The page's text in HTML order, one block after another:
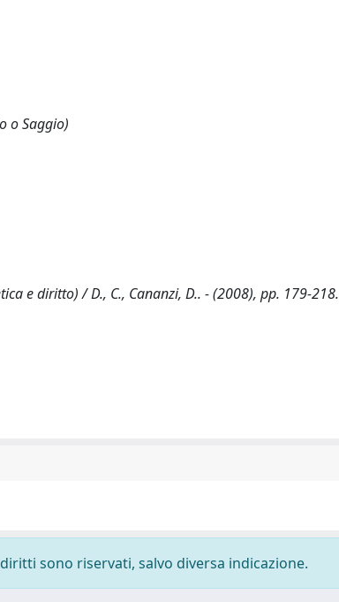
o Saggio)
e diritto) / D., C., Cananzi, D.. - (2008), pp. 179-218.
sono riservati, salvo diversa indicazione.